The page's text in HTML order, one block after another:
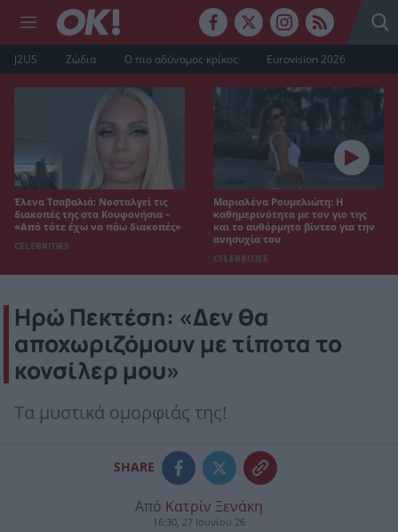
J2US Ζώδια Ο πιο αδύναμος κρίκος Eurovision 2026
Έλενα Τσαβαλιά: Νοσταλγεί τις
διακοπές της στα Κουφονήσια –
«Από τότε έχω να πάω διακοπές»
CELEBRITIES
Μαριαλένα Ρουμελιώτη: Η
καθημερινότητα με τον γιο της
και το αυθόρμητο βίντεο για την
ανησυχία του
CELEBRITIES
Ηρώ Πεκτέση: «Δεν θα
αποχωριζόμουν με τίποτα το
κονσίλερ μου»
Τα μυστικά ομορφιάς της!
SHARE
Από Κατρίν Ξενάκη
16:30, 27 Ιουνίου 26